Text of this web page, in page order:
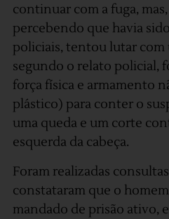
continuar com a fuga,
percebendo que havia
policiais, tentou lutar com
segundo o relato policial,
força física e armamento
plástico) para conter o
uma queda e um corte
esquerda da cabeça.
Foram realizadas
constataram que o
mandado de prisão ativo,